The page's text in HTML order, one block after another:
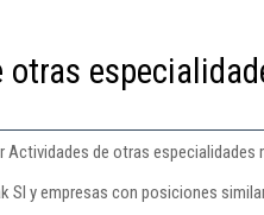
de otras especialidades
Sl y empresas con posiciones